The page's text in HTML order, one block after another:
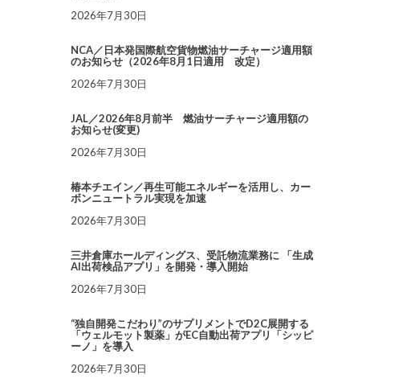
2026年7月30日
NCA／日本発国際航空貨物燃油サーチャージ適用額
のお知らせ（2026年8月1日適用 改定）
2026年7月30日
JAL／2026年8月前半 燃油サーチャージ適用額の
お知らせ(変更)
2026年7月30日
椿本チエイン／再生可能エネルギーを活用し、カー
ボンニュートラル実現を加速
2026年7月30日
三井倉庫ホールディングス、受託物流業務に 「生成
AI出荷検品アプリ」を開発・導入開始
2026年7月30日
“独自開発こだわり”のサプリメントでD2C展開する
「ウェルモット製薬」がEC自動出荷アプリ「シッピ
ーノ」を導入
2026年7月30日